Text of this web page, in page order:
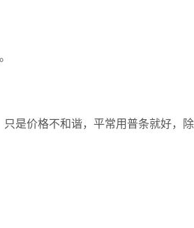
只是价格不和谐，平常用普条就好，